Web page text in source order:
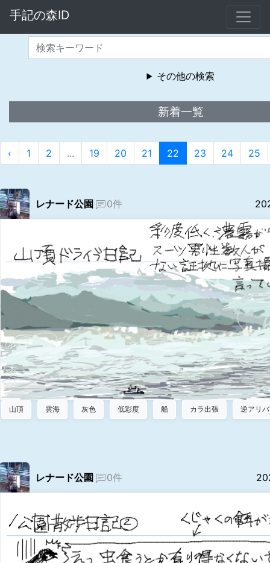
手記の森ID
その他の検索
新着一覧
‹ 1 2 ... 19 20 21 22 23 24 25
レナード公園 0件
山頂 雲海 灰色 低彩度 船 カラ出張 逆アリ
レナード公園 0件